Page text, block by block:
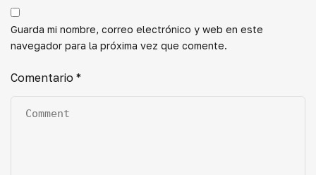
Guarda mi nombre, correo electrónico y web en este
navegador para la próxima vez que comente.
Comentario *